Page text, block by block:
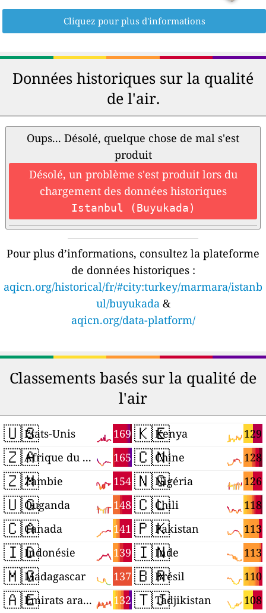
Cliquez pour plus d'informations
Données historiques sur la qualité
de l'air.
Oups... Désolé, quelque chose de mal s'est
produit
Désolé, un problème s'est produit lors du
chargement des données historiques
Istanbul (Buyukada)
Pour plus d’informations, consultez la plateforme
de données historiques :
aqicn.org/historical/fr/#city:turkey/marmara/istanb
ul/buyukada&
aqicn.org/data-platform/
Classements basés sur la qualité de
l'air
🇺🇸 169
États-Unis
🇿🇦 165
Afrique du Sud
🇿🇲 154
Zambie
🇺🇬 148
Ouganda
🇨🇦 141
Canada
🇮🇩 139
Indonésie
🇲🇬 137
Madagascar
🇦🇪 132
Émirats arabes unis
🇰🇪 129
Kenya
🇨🇳 128
Chine
🇳🇬 126
Nigéria
🇨🇱 118
Chili
🇵🇰 113
Pakistan
🇮🇳 113
Inde
🇧🇷 110
Brésil
🇹🇯 108
Tadjikistan